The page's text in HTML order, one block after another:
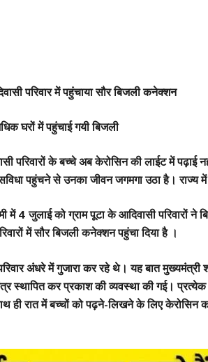
परिवार में पहुंचाया सौर बिजली कनेक्शन
घरों में पहुंचाई गयी बिजली
के बच्चे अब केरोसिन की लाईट में पढ़ाई
पहुंचने से उनका जीवन जगमगा उठा है।
4 जुलाई को ग्राम पूटा के आदिवासी परिवारों
में सौर बिजली कनेक्शन पहुंचा दिया है ।
अंधरे में गुजारा कर रहे थे। यह बात
स्थापित कर प्रकाश की व्यवस्था की गई।
ही रात में बच्चों को पढ़ने-लिखने के लिए